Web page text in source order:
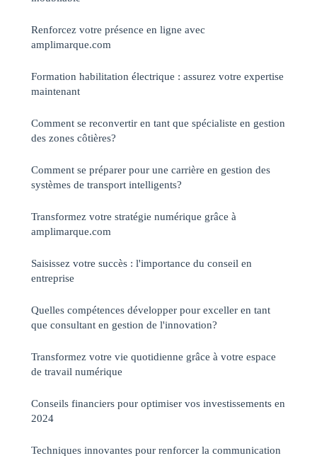
Renforcez votre présence en ligne avec
amplimarque.com
Formation habilitation électrique : assurez votre expertise
maintenant
Comment se reconvertir en tant que spécialiste en gestion
des zones côtières?
Comment se préparer pour une carrière en gestion des
systèmes de transport intelligents?
Transformez votre stratégie numérique grâce à
amplimarque.com
Saisissez votre succès : l'importance du conseil en
entreprise
Quelles compétences développer pour exceller en tant
que consultant en gestion de l'innovation?
Transformez votre vie quotidienne grâce à votre espace
de travail numérique
Conseils financiers pour optimiser vos investissements en
2024
Techniques innovantes pour renforcer la communication